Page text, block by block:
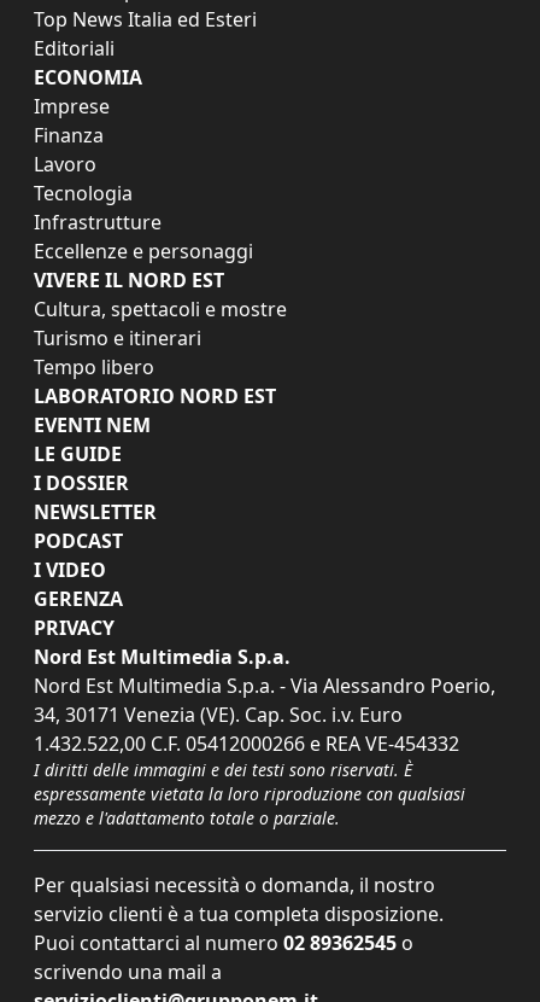
Top News Italia ed Esteri
Editoriali
ECONOMIA
Imprese
Finanza
Lavoro
Tecnologia
Infrastrutture
Eccellenze e personaggi
VIVERE IL NORD EST
Cultura, spettacoli e mostre
Turismo e itinerari
Tempo libero
LABORATORIO NORD EST
EVENTI NEM
LE GUIDE
I DOSSIER
NEWSLETTER
PODCAST
I VIDEO
GERENZA
PRIVACY
Nord Est Multimedia S.p.a.
Nord Est Multimedia S.p.a. - Via Alessandro Poerio,
34, 30171 Venezia (VE). Cap. Soc. i.v. Euro
1.432.522,00 C.F. 05412000266 e REA VE-454332
I diritti delle immagini e dei testi sono riservati. È
espressamente vietata la loro riproduzione con qualsiasi
mezzo e l'adattamento totale o parziale.
Per qualsiasi necessità o domanda, il nostro
servizio clienti è a tua completa disposizione.
Puoi contattarci al numero 02 89362545 o
scrivendo una mail a